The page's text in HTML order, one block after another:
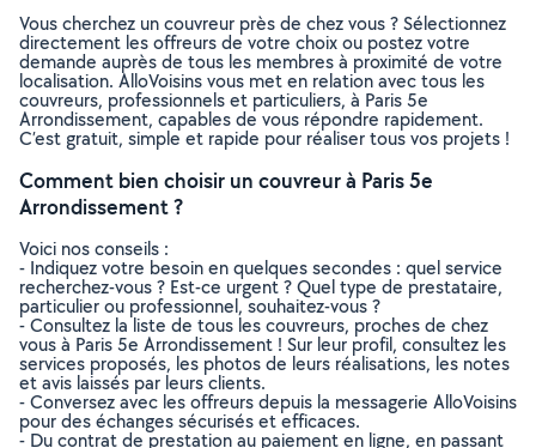
Vous cherchez un couvreur près de chez vous ? Sélectionnez
directement les offreurs de votre choix ou postez votre
demande auprès de tous les membres à proximité de votre
localisation. AlloVoisins vous met en relation avec tous les
couvreurs, professionnels et particuliers, à Paris 5e
Arrondissement, capables de vous répondre rapidement.
C’est gratuit, simple et rapide pour réaliser tous vos projets !
Comment bien choisir un couvreur à Paris 5e
Arrondissement ?
Voici nos conseils :
- Indiquez votre besoin en quelques secondes : quel service
recherchez-vous ? Est-ce urgent ? Quel type de prestataire,
particulier ou professionnel, souhaitez-vous ?
- Consultez la liste de tous les couvreurs, proches de chez
vous à Paris 5e Arrondissement ! Sur leur profil, consultez les
services proposés, les photos de leurs réalisations, les notes
et avis laissés par leurs clients.
- Conversez avec les offreurs depuis la messagerie AlloVoisins
pour des échanges sécurisés et efficaces.
- Du contrat de prestation au paiement en ligne, en passant